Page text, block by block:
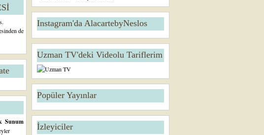
de
Sunum
Instagram'da AlacartebyNeslos
Uzman TV'deki Videolu Tariflerim
Popüler Yayınlar
İzleyiciler